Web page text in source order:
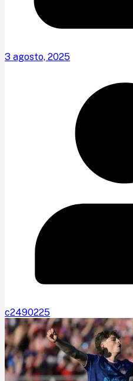
3 agosto, 2025
c2490225